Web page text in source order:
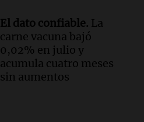
El dato confiable. La
carne vacuna bajó
0,02% en julio y
acumula cuatro meses
sin aumentos